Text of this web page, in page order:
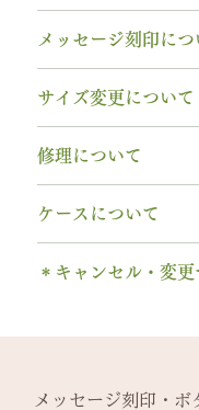
ールド）
幅 ： 5.5mm
納期： 6週間〜7週
メッセージ刻印につ
フォント：ブロック
以下の組み合わせが
A～Z 英字 大文字
字は不可です）
0～9 数字
. ドット
− ハイフン
サイズ変更について
ません 。
お届け日より3週間
1回に限り無料にて
ます。
2回目以降のサイズ
修理について
て】
り替え対応になりま
ケースについて
料の装飾ケースのい
有料装飾ケースに
＊キャンセル・変更
や仕様の変更はでき
きをお願いいたし
メッセージ刻印・ボ